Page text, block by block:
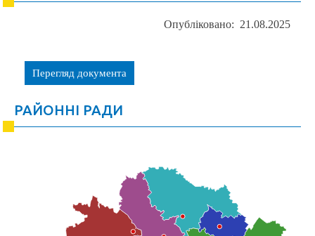
Опубліковано: 21.08.2025
Перегляд документа
РАЙОННІ РАДИ